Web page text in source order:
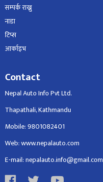
सम्पर्क राख्नु
नाडा
टिप्स
आर्काइभ
Contact
Nepal Auto Info Pvt Ltd.
Thapathali, Kathmandu
Mobile: 9801082401
Web: www.nepalauto.com
E-mail: nepalauto.info@gmail.com